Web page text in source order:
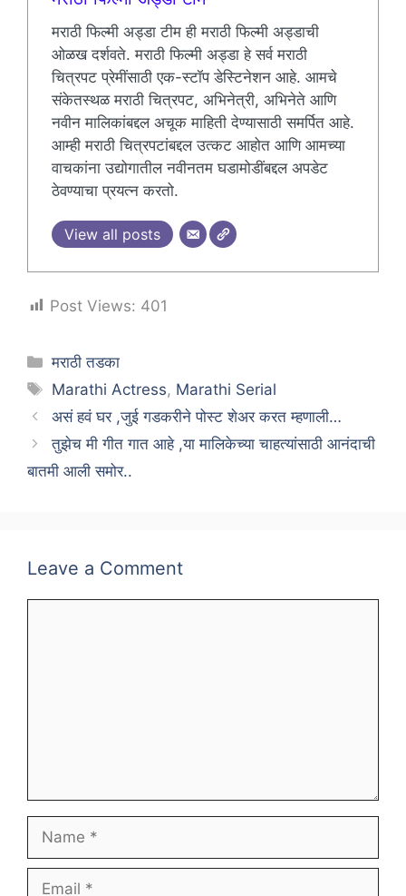
मराठी फिल्मी अड्डा टीम ही मराठी फिल्मी अड्डाची
ओळख दर्शवते. मराठी फिल्मी अड्डा हे सर्व मराठी
चित्रपट प्रेमींसाठी एक-स्टॉप डेस्टिनेशन आहे. आमचे
संकेतस्थळ मराठी चित्रपट, अभिनेत्री, अभिनेते आणि
नवीन मालिकांबद्दल अचूक माहिती देण्यासाठी समर्पित आहे.
आम्ही मराठी चित्रपटांबद्दल उत्कट आहोत आणि आमच्या
वाचकांना उद्योगातील नवीनतम घडामोडींबद्दल अपडेट
ठेवण्याचा प्रयत्न करतो.
View all posts
Post Views: 401
Categories
मराठी तडका
Tags
Marathi Actress, Marathi Serial
असं हवं घर ,जुई गडकरीने पोस्ट शेअर करत म्हणाली…
तुझेच मी गीत गात आहे ,या मालिकेच्या चाहत्यांसाठी आनंदाची
बातमी आली समोर..
Leave a Comment
Name
Email